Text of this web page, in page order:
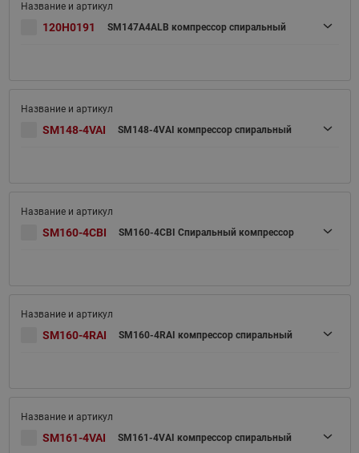
120H0191 SM147A4ALB компрессор спиральный
SM148-4VAI SM148-4VAI компрессор спиральный
SM160-4CBI SM160-4CBI Спиральный компрессор
SM160-4RAI SM160-4RAI компрессор спиральный
SM161-4VAI SM161-4VAI компрессор спиральный